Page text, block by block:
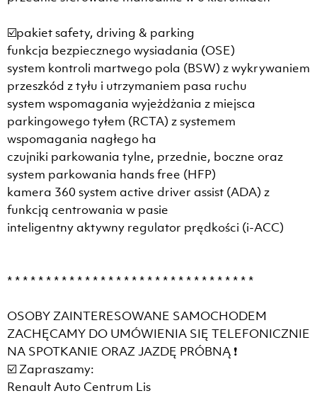
☑️pakiet safety, driving & parking
funkcja bezpiecznego wysiadania (OSE)
system kontroli martwego pola (BSW) z wykrywaniem
przeszkód z tyłu i utrzymaniem pasa ruchu
system wspomagania wyjeżdżania z miejsca
parkingowego tyłem (RCTA) z systemem
wspomagania nagłego ha
czujniki parkowania tylne, przednie, boczne oraz
system parkowania hands free (HFP)
kamera 360 system active driver assist (ADA) z
funkcją centrowania w pasie
inteligentny aktywny regulator prędkości (i-ACC)
* * * * * * * * * * * * * * * * * * * * * * * * * * * * * * * *
OSOBY ZAINTERESOWANE SAMOCHODEM
ZACHĘCAMY DO UMÓWIENIA SIĘ TELEFONICZNIE
NA SPOTKANIE ORAZ JAZDĘ PRÓBNĄ ❗
☑️ Zapraszamy:
Renault Auto Centrum Lis